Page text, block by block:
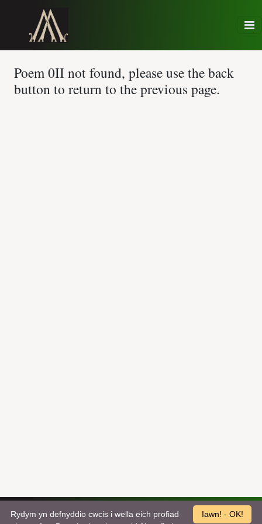
Poem 0II not found, please use the back
button to return to the previous page.
Iawn! - OK!
Rydym yn defnyddio cwcis i wella eich profiad